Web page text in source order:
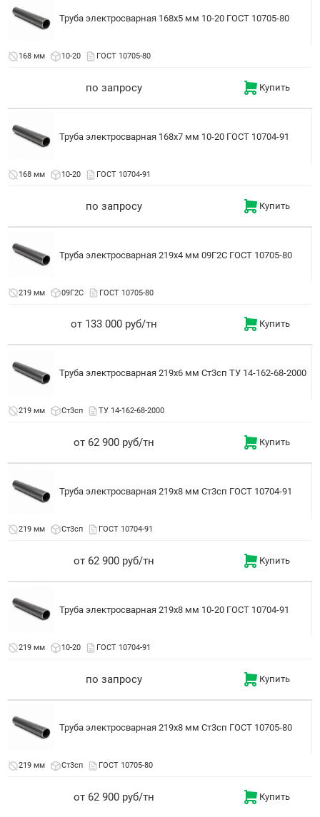
Труба электросварная 168x5 мм 10-20 ГОСТ 10705-80
168 мм 10-20 ГОСТ 10705-80
по запросу Купить
Труба электросварная 168x7 мм 10-20 ГОСТ 10704-91
168 мм 10-20 ГОСТ 10704-91
по запросу Купить
Труба электросварная 219x4 мм 09Г2С ГОСТ 10705-80
219 мм 09Г2С ГОСТ 10705-80
от 133 000 руб/тн Купить
Труба электросварная 219x6 мм Ст3сп ТУ 14-162-68-2000
219 мм Ст3сп ТУ 14-162-68-2000
от 62 900 руб/тн Купить
Труба электросварная 219x8 мм Ст3сп ГОСТ 10704-91
219 мм Ст3сп ГОСТ 10704-91
от 62 900 руб/тн Купить
Труба электросварная 219x8 мм 10-20 ГОСТ 10704-91
219 мм 10-20 ГОСТ 10704-91
по запросу Купить
Труба электросварная 219x8 мм Ст3сп ГОСТ 10705-80
219 мм Ст3сп ГОСТ 10705-80
от 62 900 руб/тн Купить